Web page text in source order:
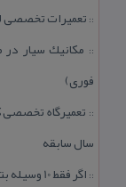
:: تعمیرات تخصصی
:: مكانیك سیار
فوری)
::
سال سابقه
:: اگر فقط 10 وسیله بتوانید بخرید، اولویت با كدام تجهیزات است؟